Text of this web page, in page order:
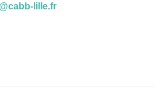
lille.fr